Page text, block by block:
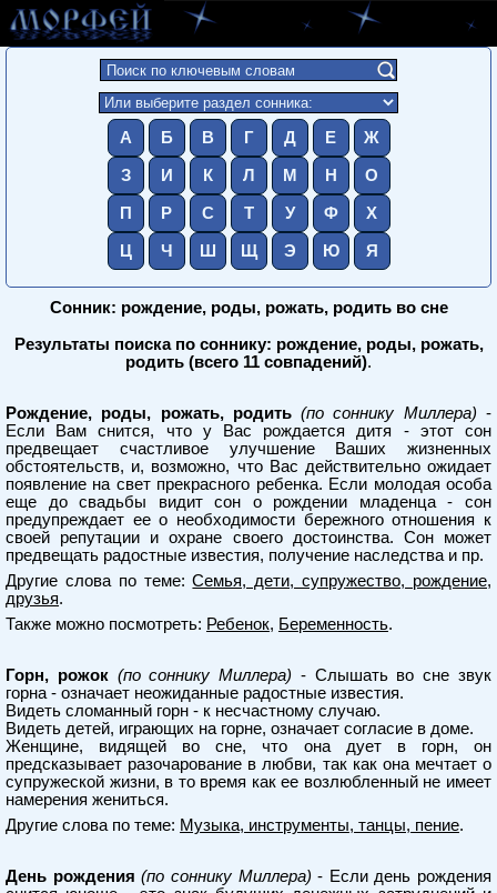
А Б В Г Д Е Ж
З И К Л М Н О
П Р С Т У Ф Х
Ц Ч Ш Щ Э Ю Я
Сонник: рождение, роды, рожать, родить во сне
Результаты поиска по соннику: рождение, роды, рожать,
родить (всего 11 совпадений).
Рождение, роды, рожать, родить (по соннику Миллера) -
Если Вам снится, что у Вас рождается дитя - этот сон
предвещает счастливое улучшение Ваших жизненных
обстоятельств, и, возможно, что Вас действительно ожидает
появление на свет прекрасного ребенка. Если молодая особа
еще до свадьбы видит сон о рождении младенца - сон
предупреждает ее о необходимости бережного отношения к
своей репутации и охране своего достоинства. Сон может
предвещать радостные известия, получение наследства и пр.
Другие слова по теме:Семья, дети, супружество, рождение,
друзья.
Также можно посмотреть: Ребенок, Беременность.
Горн, рожок (по соннику Миллера) - Слышать во сне звук
горна - означает неожиданные радостные известия.
Видеть сломанный горн - к несчастному случаю.
Видеть детей, играющих на горне, означает согласие в доме.
Женщине, видящей во сне, что она дует в горн, он
предсказывает разочарование в любви, так как она мечтает о
супружеской жизни, в то время как ее возлюбленный не имеет
намерения жениться.
Другие слова по теме: Музыка, инструменты, танцы, пение.
День рождения (по соннику Миллера) - Если день рождения